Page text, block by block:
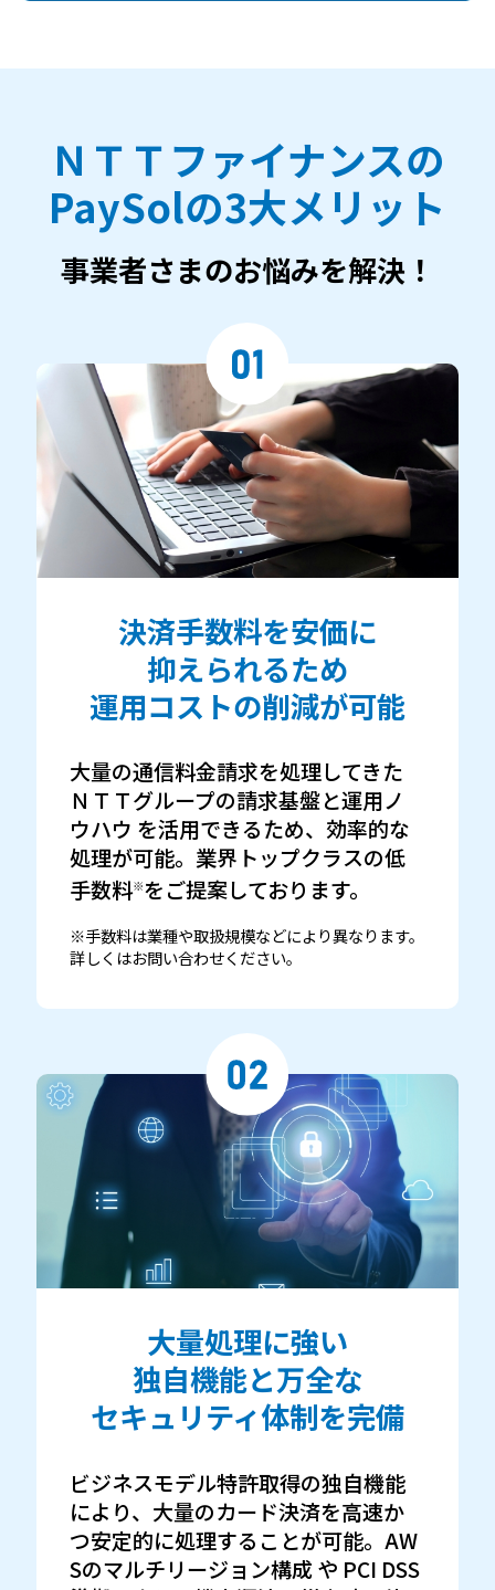
ＮＴＴファイナンスの
PaySolの3大メリット
事業者さまのお悩みを解決！
決済手数料を安価に
抑えられるため
運用コストの削減が可能
大量の通信料金請求を処理してきた
ＮＴＴグループの請求基盤と運用ノ
ウハウ を活用できるため、効率的な
処理が可能。業界トップクラスの低
手数料※をご提案しております。
※手数料は業種や取扱規模などにより異なります。
詳しくはお問い合わせください。
大量処理に強い
独自機能と万全な
セキュリティ体制を完備
ビジネスモデル特許取得の独自機能
により、大量のカード決済を高速か
つ安定的に処理することが可能。AW
Sのマルチリージョン構成 や PCI DSS